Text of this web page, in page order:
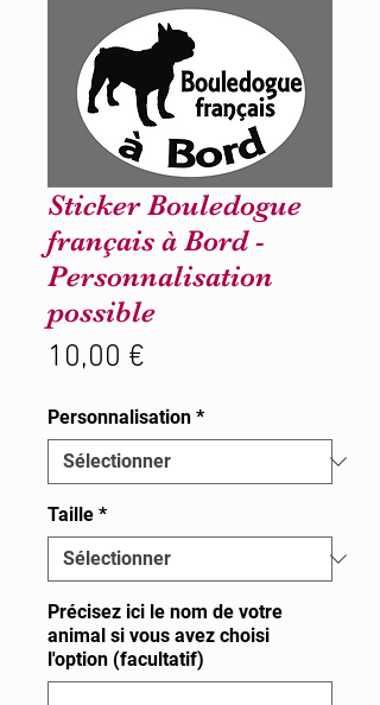
Sticker Bouledogue
français à Bord -
Personnalisation
possible
10,00 €
Personnalisation *
Taille *
Précisez ici le nom de votre
animal si vous avez choisi
l'option (facultatif)